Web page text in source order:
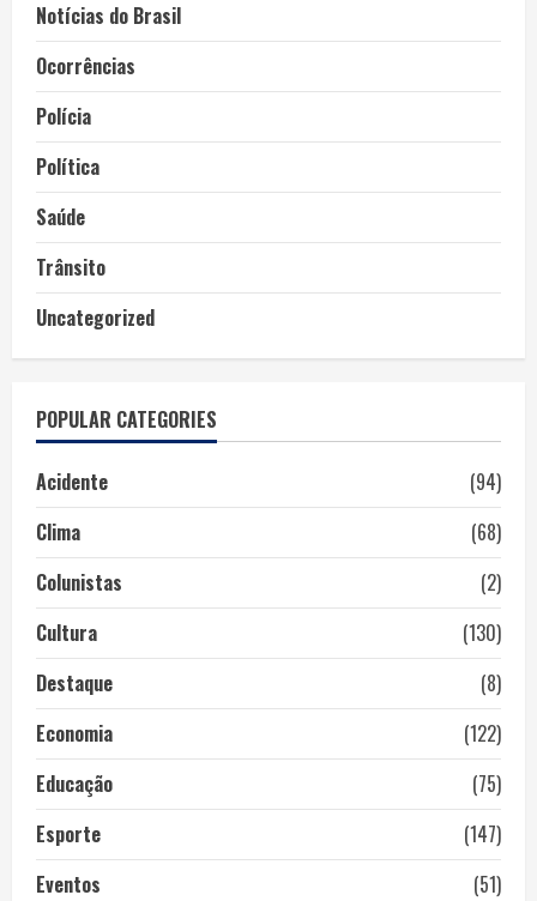
Notícias do Brasil
Ocorrências
Polícia
Política
Saúde
Trânsito
Uncategorized
POPULAR CATEGORIES
Acidente
(94)
Clima
(68)
Colunistas
(2)
Cultura
(130)
Destaque
(8)
Economia
(122)
Educação
(75)
Esporte
(147)
Eventos
(51)